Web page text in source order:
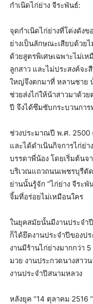
กำเนิดไก่ย่าง จีระพันธ์:
จุดกำเนิดไก่ย่างที่โด่งดัง
ย่างเป็นลักษณะเสียบด้วย
ด้วยสูตรพิเศษเฉพาะไม่
ลูกสาว และไม่ประสงค์จะ
ใหญ่จึงตกมาที่ หลานชาย
ช่วยส่งไก่ให้น้าสาวมาด้วย
ปี จึงได้ซึมซับกระบวนการ
ช่วงประมาณปี พ.ศ. 2500
และได้ดำเนินกิจการไก่ย่า
บรรดาพี่น้อง โดยเริ่มต้นจ
บริเวณแถวถนนเพชรบุรีตั
ย่านนั้นรู้จัก “ไก่ย่าง จีระ
จิ้มที่อร่อยไม่เหมือนใคร
ในยุคสมัยนั้นมีงานประจำ
ก็ได้ยึดงานประจำปีของ
งานมีร้านไก่ย่างมากกว่า
มวย งานประกวดนางสาว
งานประจำปีสนามหลวง
หลังยุค “14 ตุลาคม 2516